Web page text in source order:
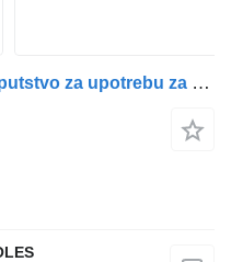
LIVRET utilisation et notice uputstvo za upotrebu za Fiat Someca kamiona